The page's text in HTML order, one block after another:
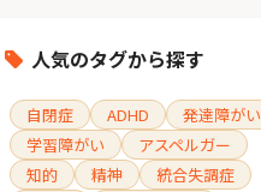
人気のタグから探す
自閉症 ADHD
発達障がい
学習障がい
アスペルガー
知的
精神
統合失調症